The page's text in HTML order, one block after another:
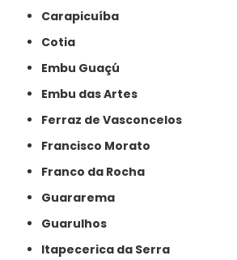
Carapicuíba
Cotia
Embu Guaçú
Embu das Artes
Ferraz de Vasconcelos
Francisco Morato
Franco da Rocha
Guararema
Guarulhos
Itapecerica da Serra